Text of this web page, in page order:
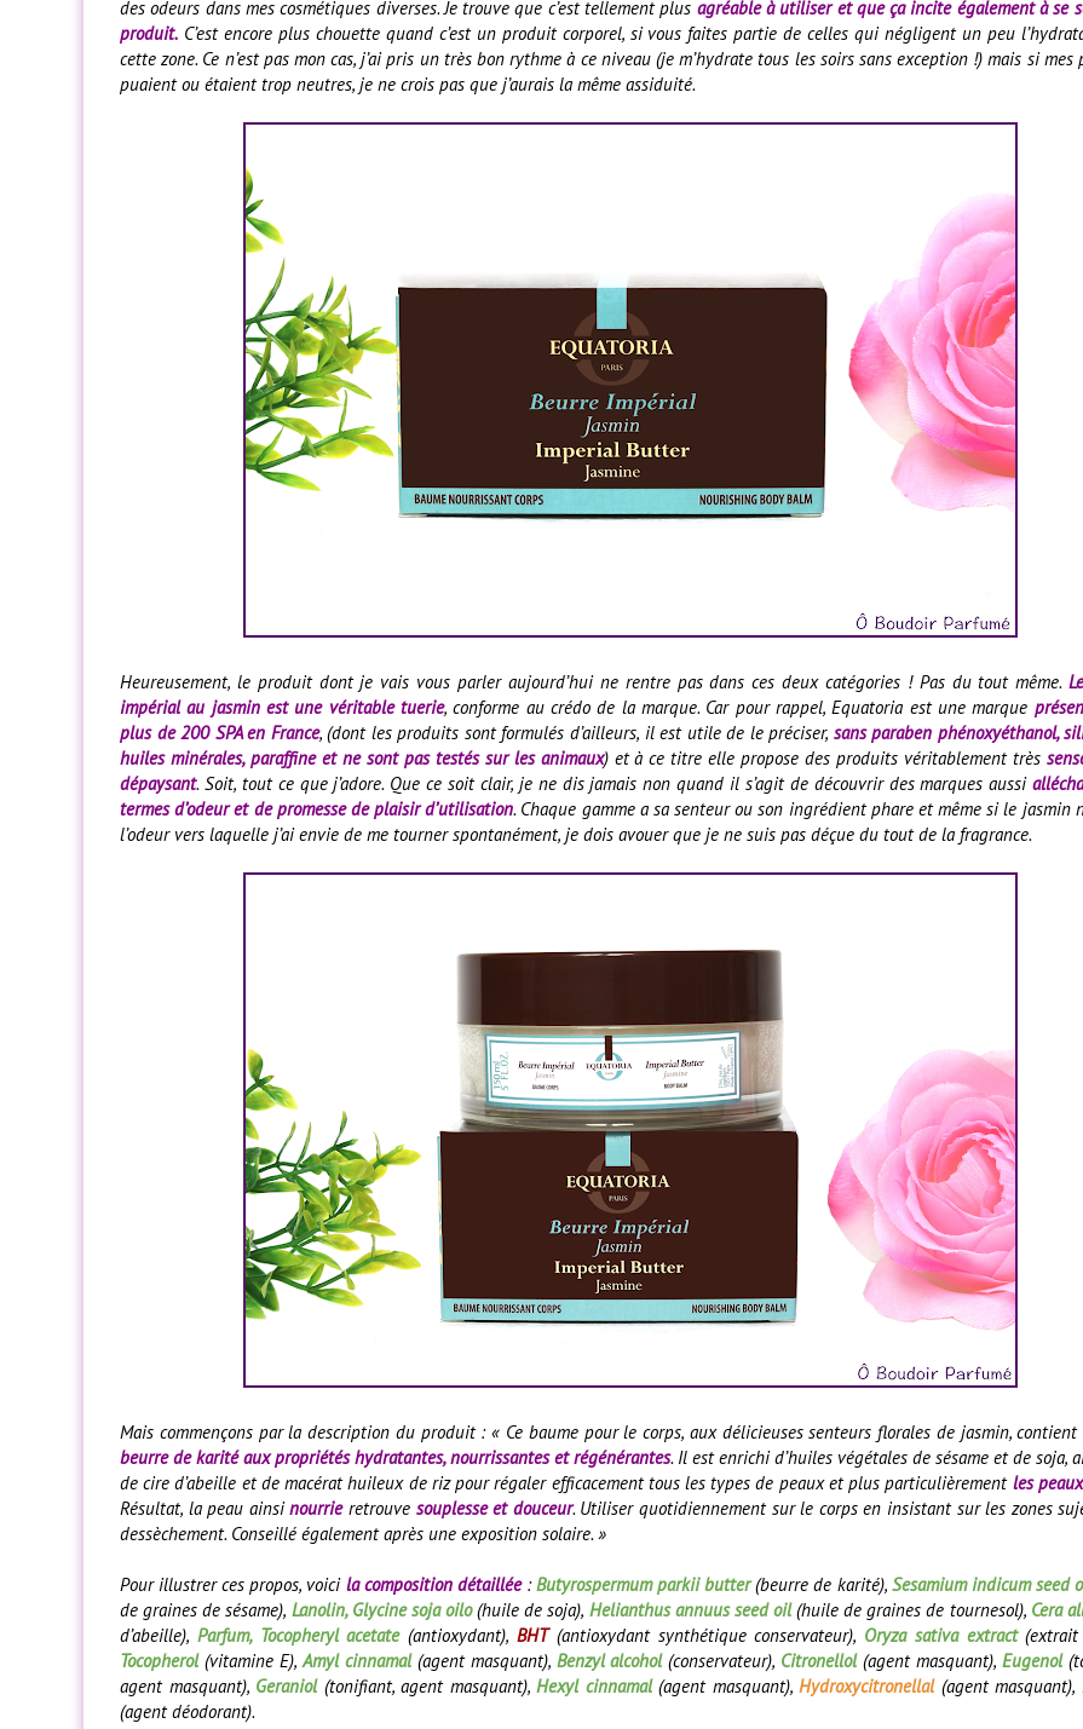
des odeurs dans mes cosmétiques diverses. Je trouve que c’est tellement plus agréable à utiliser et que ça incite également à se
produit. C’est encore plus chouette quand c’est un produit corporel, si vous faites partie de celles qui négligent un peu
cette zone. Ce n’est pas mon cas, j’ai pris un très bon rythme à ce niveau (je m’hydrate tous les soirs sans exception !) mais si mes
puaient ou étaient trop neutres, je ne crois pas que j’aurais la même assiduité.
Heureusement, le produit dont je vais vous parler aujourd’hui ne rentre pas dans ces deux catégories ! Pas du tout même.
impérial au jasmin est une véritable tuerie, conforme au crédo de la marque. Car pour rappel, Equatoria est une marque
plus de 200 SPA en France, (dont les produits sont formulés d’ailleurs, il est utile de le préciser, sans paraben phénoxyéthanol,
huiles minérales, paraffine et ne sont pas testés sur les animaux) et à ce titre elle propose des produits véritablement très
dépaysant. Soit, tout ce que j’adore. Que ce soit clair, je ne dis jamais non quand il s’agit de découvrir des marques aussi
termes d’odeur et de promesse de plaisir d’utilisation. Chaque gamme a sa senteur ou son ingrédient phare et même si le jasmin
l’odeur vers laquelle j’ai envie de me tourner spontanément, je dois avouer que je ne suis pas déçue du tout de la fragrance.
Mais commençons par la description du produit :« Ce baume pour le corps, aux délicieuses senteurs florales de jasmin, contient
beurre de karité aux propriétés hydratantes, nourrissantes et régénérantes. Il est enrichi d’huiles végétales de sésame et de soja,
de cire d’abeille et de macérat huileux de riz pour régaler efficacement tous les types de peaux et plus particulièrement les
Résultat, la peau ainsinourrieretrouve souplesse et douceur. Utiliser quotidiennement sur le corps en insistant sur les zones
dessèchement. Conseillé également après une exposition solaire. »
Pour illustrer ces propos, voici la composition détaillée:Butyrospermum parkii butter(beurre de karité), Sesamium indicum seed
de graines de sésame), Lanolin, Glycine soja oilo(huile de soja), Helianthus annuus seed oil(huile de graines de tournesol), Cera
d’abeille), Parfum, Tocopheryl acetate(antioxydant), BHT(antioxydant synthétique conservateur), Oryza sativa extract
Tocopherol(vitamine E),Amyl cinnamal(agent masquant), Benzyl alcohol(conservateur), Citronellol(agent masquant),Eugenol
agent masquant), Geraniol(tonifiant, agent masquant),Hexyl cinnamal(agent masquant),Hydroxycitronellal(agent masquant),
(agent déodorant).